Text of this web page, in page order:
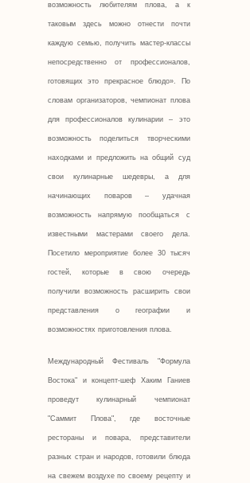
возможность любителям плова, а к
таковым здесь можно отнести почти
каждую семью, получить мастер-классы
непосредственно от профессионалов,
готовящих это прекрасное блюдо». По
словам организаторов, чемпионат плова
для профессионалов кулинарии – это
возможность поделиться творческими
находками и предложить на общий суд
свои кулинарные шедевры, а для
начинающих поваров – удачная
возможность напрямую пообщаться с
известными мастерами своего дела.
Посетило мероприятие более 30 тысяч
гостей, которые в свою очередь
получили возможность расширить свои
представления о географии и
возможностях приготовления плова.
Международный Фестиваль "Формула
Востока" и концепт-шеф Хаким Ганиев
проведут кулинарный чемпионат
"Саммит Плова", где восточные
рестораны и повара, представители
разных стран и народов, готовили блюда
на свежем воздухе по своему рецепту и